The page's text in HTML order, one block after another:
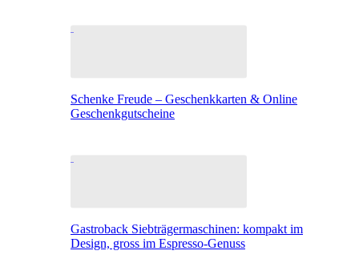
Schenke Freude – Geschenkkarten & Online
Geschenkgutscheine
Gastroback Siebträgermaschinen: kompakt im
Design, gross im Espresso-Genuss